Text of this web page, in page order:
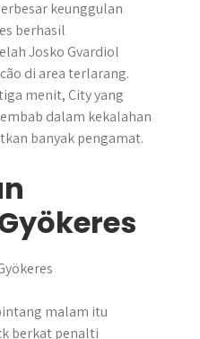
keunggulan
berhasil
Josko Gvardiol
di area terlarang.
menit, City yang
dalam kekalahan
banyak pengamat.
malam itu
berkat penalti